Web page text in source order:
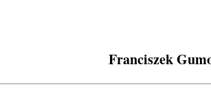
Franciszek